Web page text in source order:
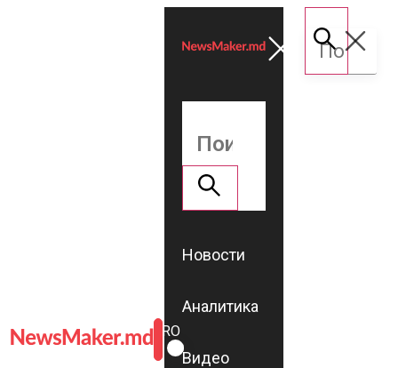
ROMÂNĂ
RU
Новости
Аналитика
Видео